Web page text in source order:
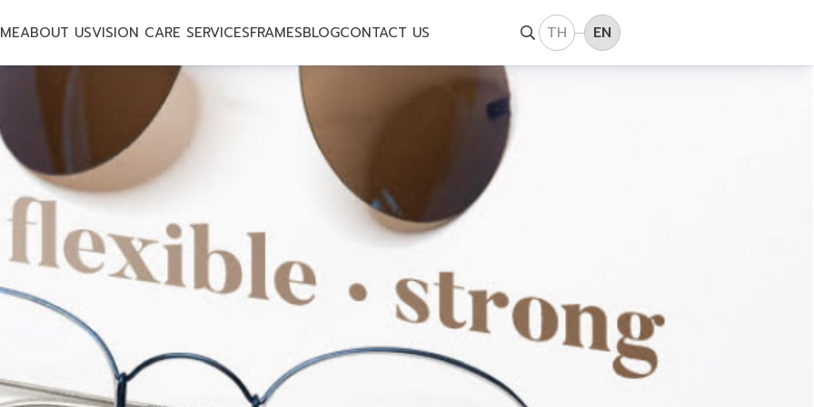
ABOUT USVISION CARE SERVICESFRAMESBLOGCONTACT US TH EN